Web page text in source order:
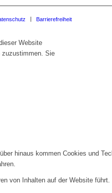
Barrierefreiheit
Website
zuzustimmen. Sie
hinaus kommen Cookies und
von Inhalten auf der Website führt.